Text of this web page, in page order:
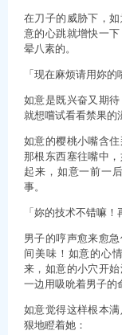
在刀子的威胁下，
意的心跳就增快一
晕八素的。
「现在麻烦请用妳的
如意是既兴奋又期
就想嚐试看看禁果的
如意的樱桃小嘴含
那根东西塞往嘴中
起来，如意一前一
事。
「妳的技术不错嘛
男子的哼声愈来愈
间美味！如意的心
来，如意的小穴开
一边用吸吮着男子的
如意觉得这样根本
狠地瞪着她：